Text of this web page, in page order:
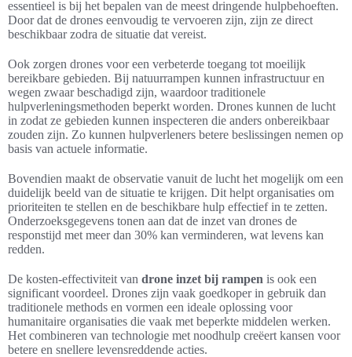
essentieel is bij het bepalen van de meest dringende hulpbehoeften.
Door dat de drones eenvoudig te vervoeren zijn, zijn ze direct
beschikbaar zodra de situatie dat vereist.
Ook zorgen drones voor een verbeterde toegang tot moeilijk
bereikbare gebieden. Bij natuurrampen kunnen infrastructuur en
wegen zwaar beschadigd zijn, waardoor traditionele
hulpverleningsmethoden beperkt worden. Drones kunnen de lucht
in zodat ze gebieden kunnen inspecteren die anders onbereikbaar
zouden zijn. Zo kunnen hulpverleners betere beslissingen nemen op
basis van actuele informatie.
Bovendien maakt de observatie vanuit de lucht het mogelijk om een
duidelijk beeld van de situatie te krijgen. Dit helpt organisaties om
prioriteiten te stellen en de beschikbare hulp effectief in te zetten.
Onderzoeksgegevens tonen aan dat de inzet van drones de
responstijd met meer dan 30% kan verminderen, wat levens kan
redden.
De kosten-effectiviteit van drone inzet bij rampen is ook een
significant voordeel. Drones zijn vaak goedkoper in gebruik dan
traditionele methods en vormen een ideale oplossing voor
humanitaire organisaties die vaak met beperkte middelen werken.
Het combineren van technologie met noodhulp creëert kansen voor
betere en snellere levensreddende acties.